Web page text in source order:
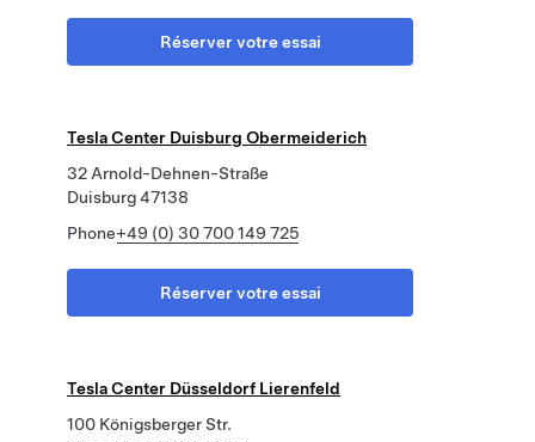
Réserver votre essai
Tesla Center Duisburg Obermeiderich
32 Arnold-Dehnen-Straße
Duisburg 47138
Phone+49 (0) 30 700 149 725
Réserver votre essai
Tesla Center Düsseldorf Lierenfeld
100 Königsberger Str.